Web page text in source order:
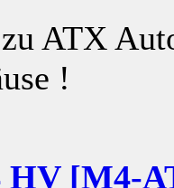
ATX
!
HV [M4-